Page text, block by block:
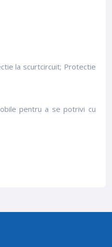
la scurtcircuit; Protectie
pentru a se potrivi cu